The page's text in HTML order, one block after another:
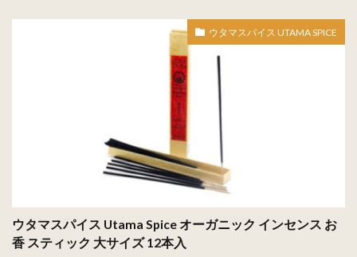
ウタマスパイス UTAMA SPICE
ウタマスパイス Utama Spice オーガニック インセンス お
香 スティック 大サイズ 12本入